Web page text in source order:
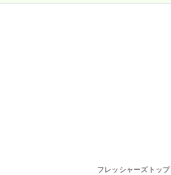
フレッシャーズトップ